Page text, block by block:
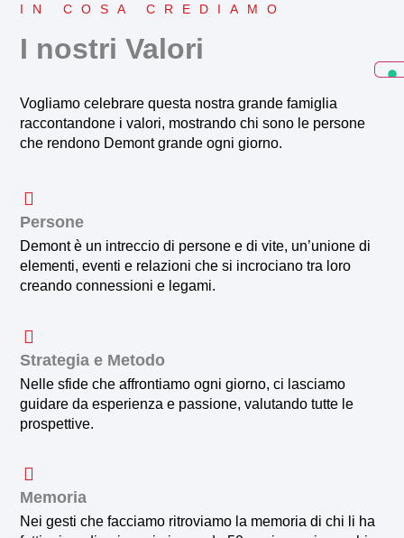
IN COSA CREDIAMO
I nostri Valori
Vogliamo celebrare questa nostra grande famiglia
raccontandone i valori, mostrando chi sono le persone
che rendono Demont grande ogni giorno.
Persone
Demont è un intreccio di persone e di vite, un’unione di
elementi, eventi e relazioni che si incrociano tra loro
creando connessioni e legami.
Strategia e Metodo
Nelle sfide che affrontiamo ogni giorno, ci lasciamo
guidare da esperienza e passione, valutando tutte le
prospettive.
Memoria
Nei gesti che facciamo ritroviamo la memoria di chi li ha